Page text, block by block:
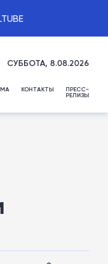
СУББОТА, 8.08.2026
КОНТАКТЫ ПРЕСС-
РЕЛИЗЫ